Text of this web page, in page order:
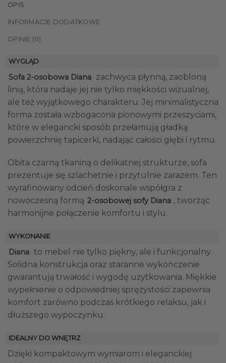
OPIS
INFORMACJE DODATKOWE
OPINIE (0)
WYGLĄD
Sofa 2-osobowa Diana zachwyca płynną, zaobloną
linią, która nadaje jej nie tylko miękkości wizualnej,
ale też wyjątkowego charakteru. Jej minimalistyczna
forma została wzbogacona pionowymi przeszyciami,
które w elegancki sposób przełamują gładką
powierzchnię tapicerki, nadając całości głębi i rytmu.
Obita czarną tkaniną o delikatnej strukturze, sofa
prezentuje się szlachetnie i przytulnie zarazem. Ten
wyrafinowany odcień doskonale współgra z
nowoczesną formą 2-osobowej sofy Diana , tworząc
harmonijne połączenie komfortu i stylu.
WYKONANIE
Diana to mebel nie tylko piękny, ale i funkcjonalny.
Solidna konstrukcja oraz staranne wykończenie
gwarantują trwałość i wygodę użytkowania. Miękkie
wypełnienie o odpowiedniej sprężystości zapewnia
komfort zarówno podczas krótkiego relaksu, jak i
dłuższego wypoczynku.
IDEALNY DO WNĘTRZ
Dzięki kompaktowym wymiarom i eleganckiej